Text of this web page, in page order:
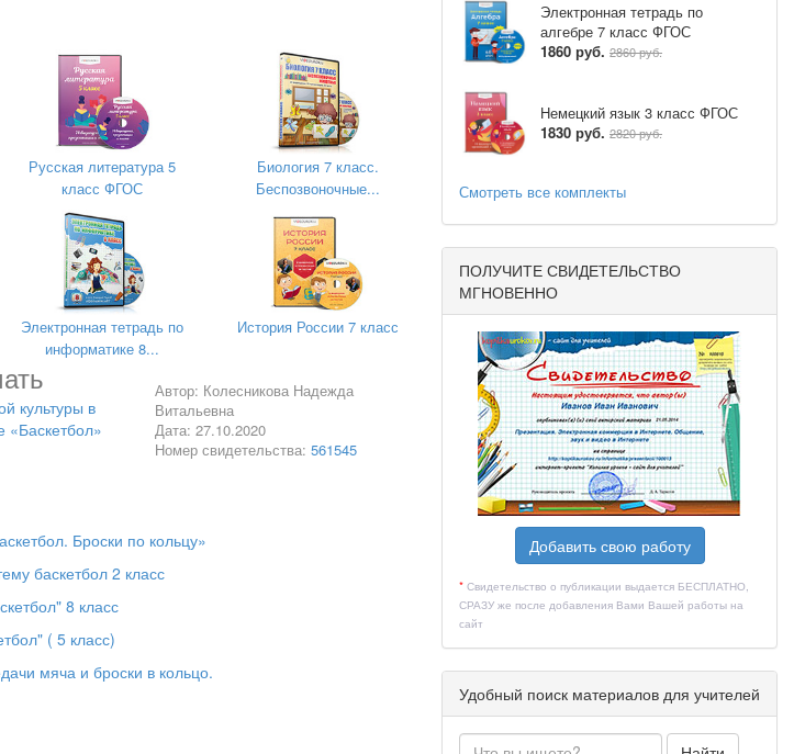
Подготовила и провела
учитель физической культуры
Колесникова Надежда Витальевна
культуры
7 классе
Русская литература 5
класс ФГОС
Биология 7 класс.
Беспозвоночные...
Электронная тетрадь по
информатике 8...
История России 7 класс
культуры в
«Баскетбол»
Автор: Колесникова Надежда
Витальевна
Дата: 27.10.2020
Номер свидетельства: 561545
Броски по кольцу»
баскетбол 2 класс
8 класс
( 5 класс)
мяча и броски в кольцо.
Электронная тетрадь по
алгебре 7 класс ФГОС
1860 руб. 2860 руб.
Немецкий язык 3 класс ФГОС
1830 руб. 2820 руб.
Смотреть все комплекты
ПОЛУЧИТЕ СВИДЕТЕЛЬСТВО
МГНОВЕННО
Добавить свою работу
* Свидетельство о публикации выдается БЕСПЛАТНО,
СРАЗУ же после добавления Вами Вашей работы на
сайт
Удобный поиск материалов для учителей